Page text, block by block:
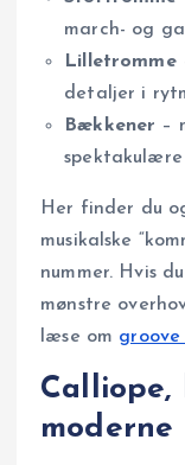
march- og
Lilletromme
detaljer i
Bækkener –
spektakulære
Her finder du
musikalske
nummer. Hvis
mønstre
læse om groove
Calliope,